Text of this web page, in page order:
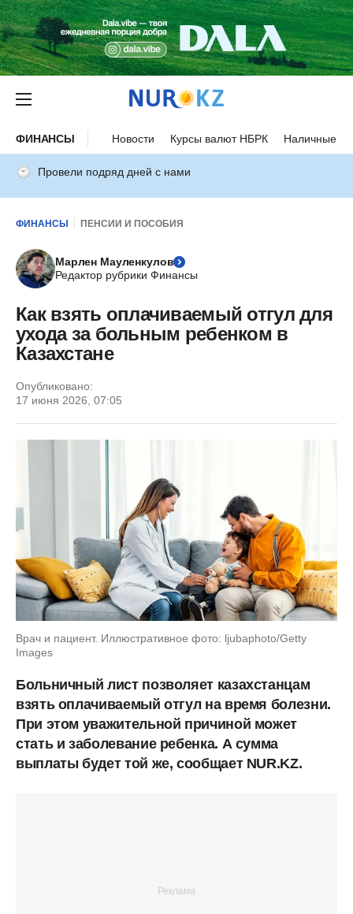
ФИНАНСЫ Новости Курсы валют НБРК Наличные
Провели подряд дней с нами
ФИНАНСЫ ПЕНСИИ И ПОСОБИЯ
Марлен Мауленкулов
Редактор рубрики Финансы
Как взять оплачиваемый отгул для
ухода за больным ребенком в
Казахстане
Опубликовано:
17 июня 2026, 07:05
Врач и пациент. Иллюстративное фото: ljubaphoto/Getty
Images
Больничный лист позволяет казахстанцам
взять оплачиваемый отгул на время болезни.
При этом уважительной причиной может
стать и заболевание ребенка. А сумма
выплаты будет той же, сообщает NUR.KZ.